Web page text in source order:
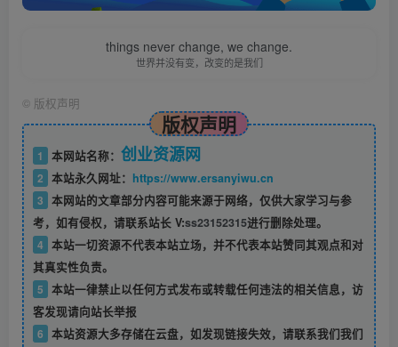
things never change, we change.
世界并没有变，改变的是我们
© 版权声明
版权声明
1 本网站名称： 创业资源网
2 本站永久网址： https://www.ersanyiwu.cn
3 本网站的文章部分内容可能来源于网络，仅供大家学习与参
考，如有侵权，请联系站长 V:ss23152315进行删除处理。
4 本站一切资源不代表本站立场，并不代表本站赞同其观点和对
其真实性负责。
5 本站一律禁止以任何方式发布或转载任何违法的相关信息，访
客发现请向站长举报
6 本站资源大多存储在云盘，如发现链接失效，请联系我们我们